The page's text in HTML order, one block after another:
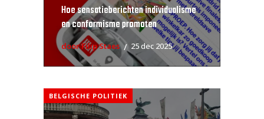
Hoe sensatieberichten individualisme
en conformisme promoten
door Filip Staes 25 dec 2025
BELGISCHE POLITIEK